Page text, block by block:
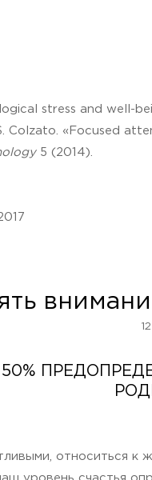
stress and well-
Colzato. «Focused
5 (2014).
относиться